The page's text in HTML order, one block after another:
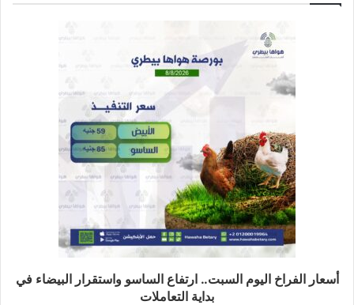
أسعار الفراخ اليوم السبت.. ارتفاع الساسو واستقرار البيضاء في
بداية التعاملات